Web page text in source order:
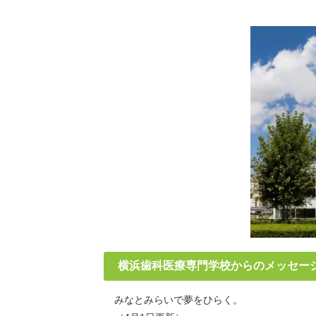
横浜歯科医療専門学校からのメッセー
みなとみらいで夢をひらく。